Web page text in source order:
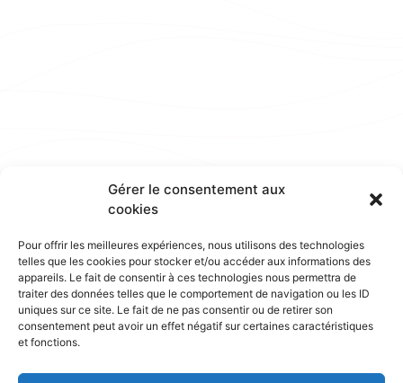
Gérer le consentement aux
cookies
Pour offrir les meilleures expériences, nous utilisons des technologies
telles que les cookies pour stocker et/ou accéder aux informations des
appareils. Le fait de consentir à ces technologies nous permettra de
traiter des données telles que le comportement de navigation ou les ID
uniques sur ce site. Le fait de ne pas consentir ou de retirer son
consentement peut avoir un effet négatif sur certaines caractéristiques
et fonctions.